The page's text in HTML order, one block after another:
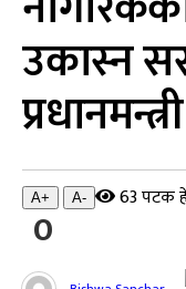
उकास्न
A+ A- 63 पटक
0